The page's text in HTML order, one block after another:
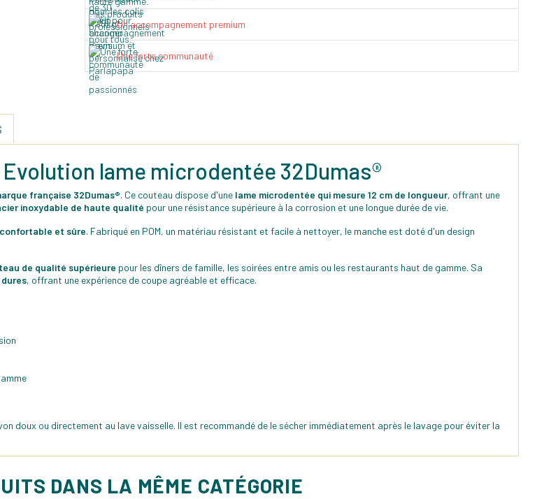
Un accompagnement premium
Une forte communauté
lame microdentée 32Dumas®
française 32Dumas®. Ce couteau dispose d'une lame microdentée qui mesure 12 cm de longueur, offrant une
inoxydable de haute qualité pour une résistance supérieure à la corrosion et une longue durée de vie.
et sûre. Fabriqué en POM, un matériau résistant et facile à nettoyer, le manche est doté d'un design
de qualité supérieure pour les dîners de famille, les soirées entre amis ou les restaurants haut de gamme. Sa
, offrant une expérience de coupe agréable et efficace.
doux ou directement au lave vaisselle. Il est recommandé de le sécher immédiatement après le lavage pour éviter la
DANS LA MÊME CATÉGORIE